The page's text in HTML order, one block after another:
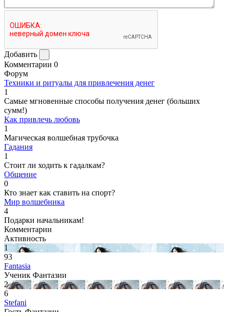
Добавить
Комментарии 0
Форум
Техники и ритуалы для привлечения денег
1
Самые мгновенные способы получения денег (больших
сумм!)
Как привлечь любовь
1
Магическая волшебная трубочка
Гадания
1
Стоит ли ходить к гадалкам?
Общение
0
Кто знает как ставить на спорт?
Мир волшебника
4
Подарки начальникам!
Комментарии
Активность
1
93
Fantasia
Ученик Фантазии
2
6
Stefani